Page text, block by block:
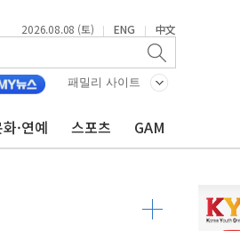
2026.08.08 (토) | ENG | 中文
패밀리 사이트
·연예 스포츠 GAM
는 나흘 연속 최고치